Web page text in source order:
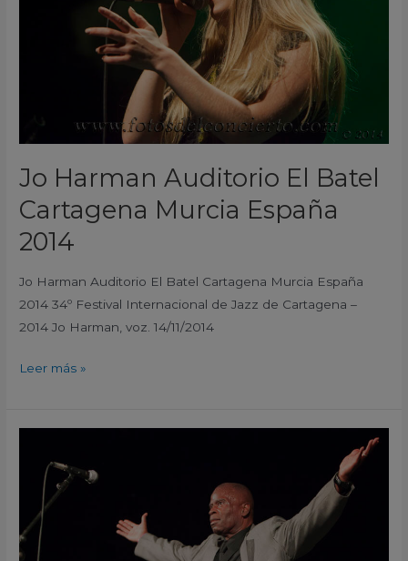
Jo Harman Auditorio El Batel
Cartagena Murcia España
2014
Jo Harman Auditorio El Batel Cartagena Murcia España
2014 34º Festival Internacional de Jazz de Cartagena –
2014 Jo Harman, voz. 14/11/2014
Leer más »
Parker
Sala
Riviera
Madrid